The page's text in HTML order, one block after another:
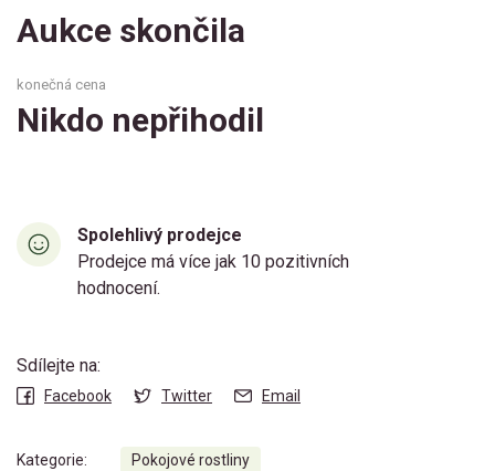
Aukce skončila
konečná cena
Nikdo nepřihodil
Spolehlivý prodejce
Prodejce má více jak 10 pozitivních
hodnocení.
Sdílejte na:
Facebook Twitter Email
Kategorie: Pokojové rostliny